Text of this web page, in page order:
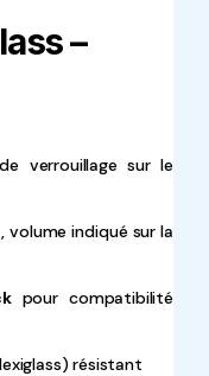
–
verrouillage sur le
, volume indiqué sur la
pour compatibilité
résistant